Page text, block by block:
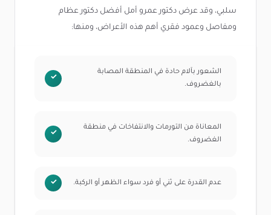
سلبي، وقد عرض دكتور عمرو أمل أفضل دكتور عظام
ومفاصل وعمود فقري أهم هذه الأعراض، ومنها:
الشعور بآلام حادة في المنطقة المصابة
بالغضروف.
المعاناة من التورمات والانتفاخات في منطقة
الغضروف.
عدم القدرة على ثني أو فرد سواء الظهر أو الركبة.